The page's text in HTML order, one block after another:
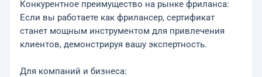
Конкурентное преимущество на рынке фриланса:
Если вы работаете как фрилансер, сертификат
станет мощным инструментом для привлечения
клиентов, демонстрируя вашу экспертность.
Для компаний и бизнеса: